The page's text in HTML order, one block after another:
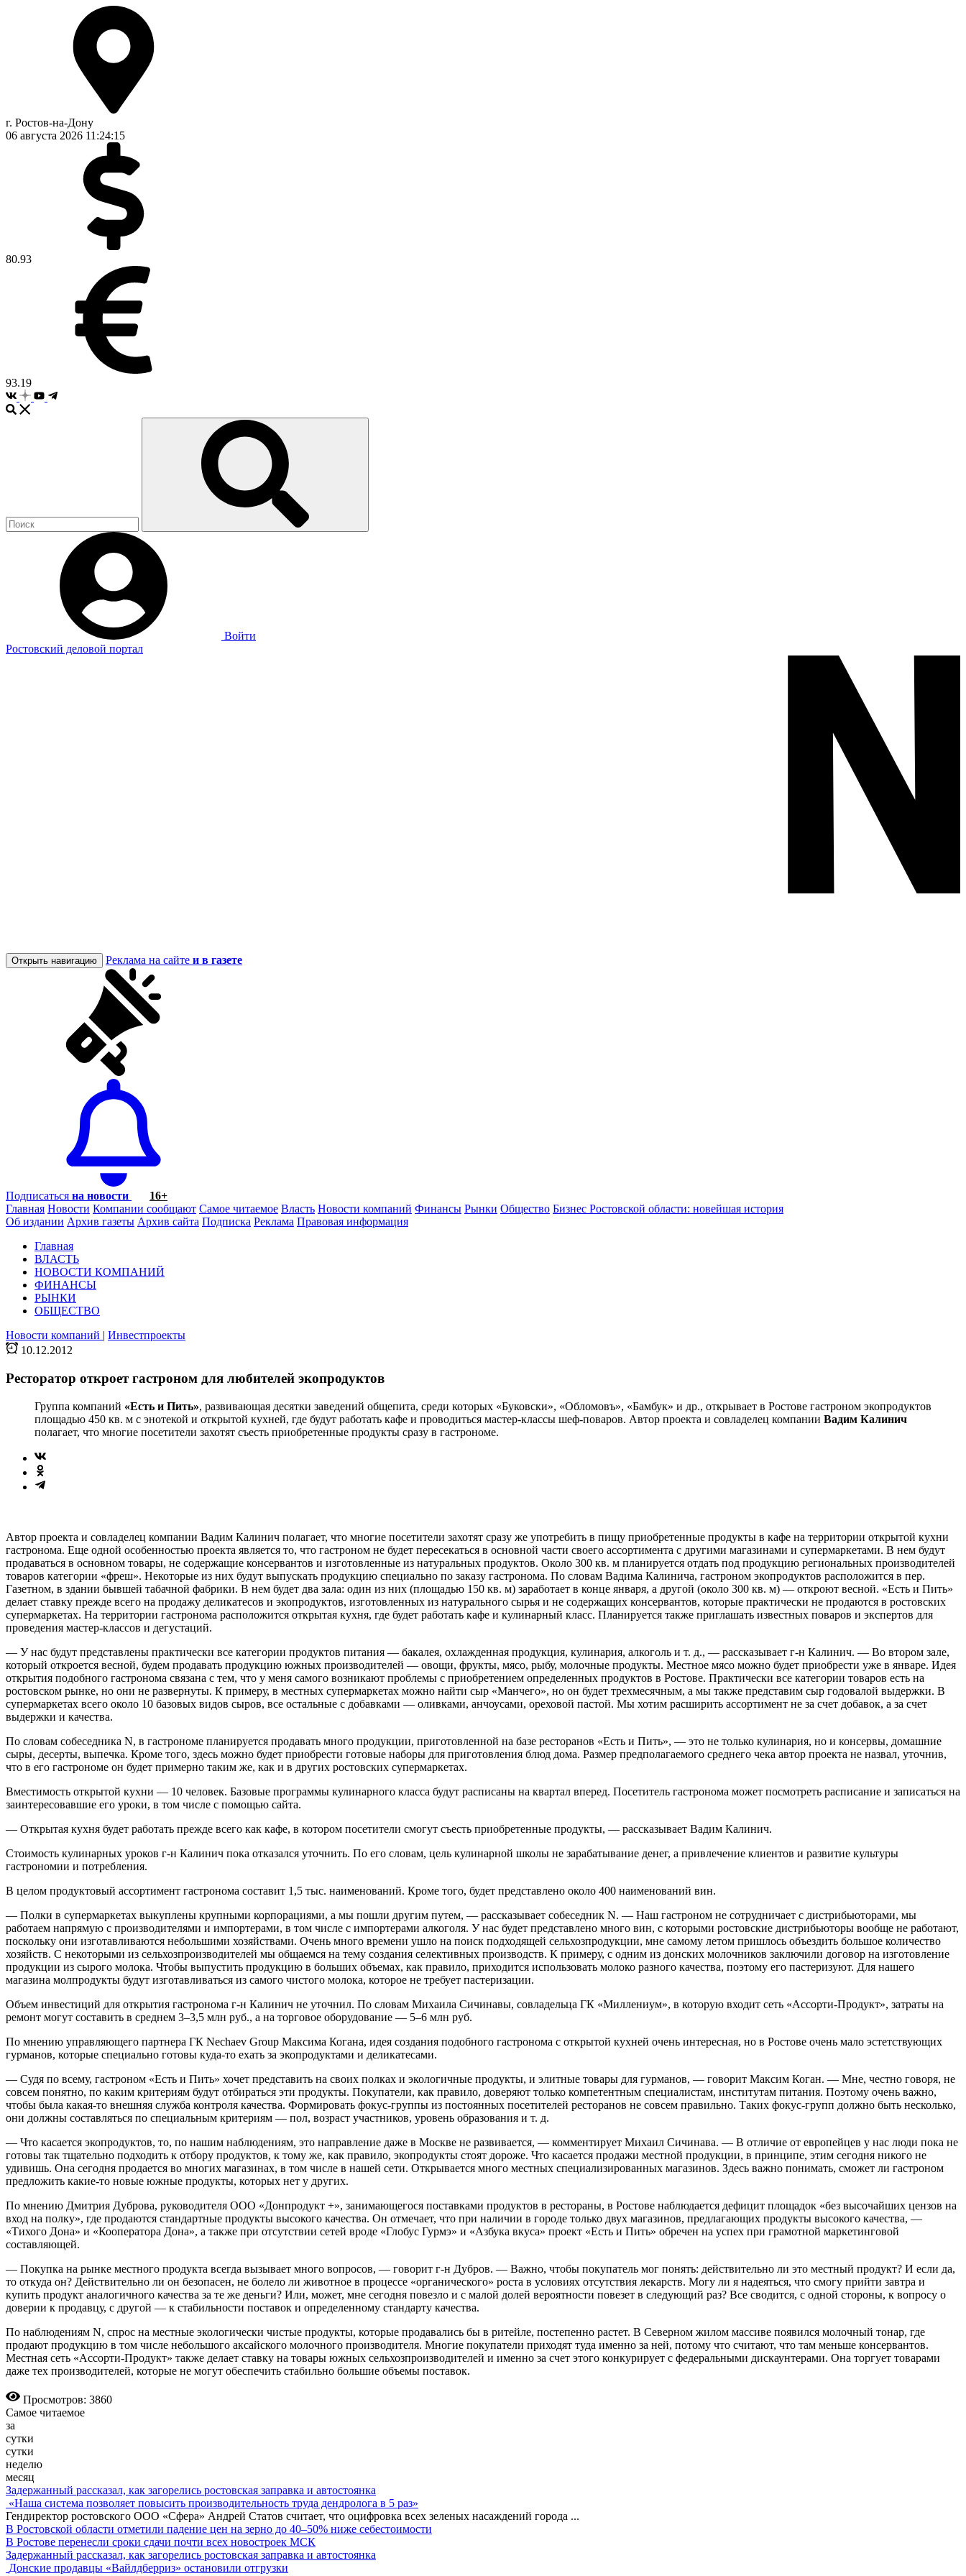
г. Ростов-на-Дону
06 августа 2026 11:24:16
80.93
93.19
Войти
Ростовский деловой портал
Открыть навигацию Реклама на сайте и в газете
Подписаться на новости
16+
Главная Новости Компании сообщают Самое читаемое Власть Новости компаний Финансы Рынки Общество Бизнес Ростовской области: новейшая история
Об издании Архив газеты Архив сайта Подписка Реклама Правовая информация
Главная
ВЛАСТЬ
НОВОСТИ КОМПАНИЙ
ФИНАНСЫ
РЫНКИ
ОБЩЕСТВО
Новости компаний | Инвестпроекты
10.12.2012
Ресторатор откроет гастроном для любителей экопродуктов
Группа компаний «Есть и Пить», развивающая десятки заведений общепита, среди которых «Буковски», «Обломовъ», «Бамбук» и др., открывает в Ростове гастроном экопродуктов
площадью 450 кв. м с энотекой и открытой кухней, где будут работать кафе и проводиться мастер-классы шеф-поваров. Автор проекта и совладелец компании Вадим Калинич
полагает, что многие посетители захотят съесть приобретенные продукты сразу в гастрономе.
Автор проекта и совладелец компании Вадим Калинич полагает, что многие посетители захотят сразу же употребить в пищу приобретенные продукты в кафе на территории открытой кухни
гастронома. Еще одной особенностью проекта является то, что гастроном не будет пересекаться в основной части своего ассортимента с другими магазинами и супермаркетами. В нем будут
продаваться в основном товары, не содержащие консервантов и изготовленные из натуральных продуктов. Около 300 кв. м планируется отдать под продукцию региональных производителей
товаров категории «фреш». Некоторые из них будут выпускать продукцию специально по заказу гастронома. По словам Вадима Калинича, гастроном экопродуктов расположится в пер.
Газетном, в здании бывшей табачной фабрики. В нем будет два зала: один из них (площадью 150 кв. м) заработает в конце января, а другой (около 300 кв. м) — откроют весной. «Есть и Пить»
делает ставку прежде всего на продажу деликатесов и экопродуктов, изготовленных из натурального сырья и не содержащих консервантов, которые практически не продаются в ростовских
супермаркетах. На территории гастронома расположится открытая кухня, где будет работать кафе и кулинарный класс. Планируется также приглашать известных поваров и экспертов для
проведения мастер-классов и дегустаций.
— У нас будут представлены практически все категории продуктов питания — бакалея, охлажденная продукция, кулинария, алкоголь и т. д., — рассказывает г-н Калинич. — Во втором зале,
который откроется весной, будем продавать продукцию южных производителей — овощи, фрукты, мясо, рыбу, молочные продукты. Местное мясо можно будет приобрести уже в январе. Идея
открытия подобного гастронома связана с тем, что у меня самого возникают проблемы с приобретением определенных продуктов в Ростове. Практически все категории товаров есть на
ростовском рынке, но они не развернуты. К примеру, в местных супермаркетах можно найти сыр «Манчего», но он будет трехмесячным, а мы также представим сыр годовалой выдержки. В
супермаркетах всего около 10 базовых видов сыров, все остальные с добавками — оливками, анчоусами, ореховой пастой. Мы хотим расширить ассортимент не за счет добавок, а за счет
выдержки и качества.
По словам собеседника N, в гастрономе планируется продавать много продукции, приготовленной на базе ресторанов «Есть и Пить», — это не только кулинария, но и консервы, домашние
сыры, десерты, выпечка. Кроме того, здесь можно будет приобрести готовые наборы для приготовления блюд дома. Размер предполагаемого среднего чека автор проекта не назвал, уточнив,
что в его гастрономе он будет примерно таким же, как и в других ростовских супермаркетах.
Вместимость открытой кухни — 10 человек. Базовые программы кулинарного класса будут расписаны на квартал вперед. Посетитель гастронома может посмотреть расписание и записаться на
заинтересовавшие его уроки, в том числе с помощью сайта.
— Открытая кухня будет работать прежде всего как кафе, в котором посетители смогут съесть приобретенные продукты, — рассказывает Вадим Калинич.
Стоимость кулинарных уроков г-н Калинич пока отказался уточнить. По его словам, цель кулинарной школы не зарабатывание денег, а привлечение клиентов и развитие культуры
гастрономии и потребления.
В целом продуктовый ассортимент гастронома составит 1,5 тыс. наименований. Кроме того, будет представлено около 400 наименований вин.
— Полки в супермаркетах выкуплены крупными корпорациями, а мы пошли другим путем, — рассказывает собеседник N. — Наш гастроном не сотрудничает с дистрибьюторами, мы
работаем напрямую с производителями и импортерами, в том числе с импортерами алкоголя. У нас будет представлено много вин, с которыми ростовские дистрибьюторы вообще не работают,
поскольку они изготавливаются небольшими хозяйствами. Очень много времени ушло на поиск подходящей сельхозпродукции, мне самому летом пришлось объездить большое количество
хозяйств. С некоторыми из сельхозпроизводителей мы общаемся на тему создания селективных производств. К примеру, с одним из донских молочников заключили договор на изготовление
продукции из сырого молока. Чтобы выпустить продукцию в больших объемах, как правило, приходится использовать молоко разного качества, поэтому его пастеризуют. Для нашего
магазина молпродукты будут изготавливаться из самого чистого молока, которое не требует пастеризации.
Объем инвестиций для открытия гастронома г-н Калинич не уточнил. По словам Михаила Сичинавы, совладельца ГК «Миллениум», в которую входит сеть «Ассорти-Продукт», затраты на
ремонт могут составить в среднем 3–3,5 млн руб., а на торговое оборудование — 5–6 млн руб.
По мнению управляющего партнера ГК Nechaev Group Максима Когана, идея создания подобного гастронома с открытой кухней очень интересная, но в Ростове очень мало эстетствующих
гурманов, которые специально готовы куда-то ехать за экопродуктами и деликатесами.
— Судя по всему, гастроном «Есть и Пить» хочет представить на своих полках и экологичные продукты, и элитные товары для гурманов, — говорит Максим Коган. — Мне, честно говоря, не
совсем понятно, по каким критериям будут отбираться эти продукты. Покупатели, как правило, доверяют только компетентным специалистам, институтам питания. Поэтому очень важно,
чтобы была какая-то внешняя служба контроля качества. Формировать фокус-группы из постоянных посетителей ресторанов не совсем правильно. Таких фокус-групп должно быть несколько,
они должны составляться по специальным критериям — пол, возраст участников, уровень образования и т. д.
— Что касается экопродуктов, то, по нашим наблюдениям, это направление даже в Москве не развивается, — комментирует Михаил Сичинава. — В отличие от европейцев у нас люди пока не
готовы так тщательно подходить к отбору продуктов, к тому же, как правило, экопродукты стоят дороже. Что касается продажи местной продукции, в принципе, этим сегодня никого не
удивишь. Она сегодня продается во многих магазинах, в том числе в нашей сети. Открывается много местных специализированных магазинов. Здесь важно понимать, сможет ли гастроном
предложить какие-то новые южные продукты, которых нет у других.
По мнению Дмитрия Дуброва, руководителя ООО «Донпродукт +», занимающегося поставками продуктов в рестораны, в Ростове наблюдается дефицит площадок «без высочайших цензов на
вход на полку», где продаются стандартные продукты высокого качества. Он отмечает, что при наличии в городе только двух магазинов, предлагающих продукты высокого качества, —
«Тихого Дона» и «Кооператора Дона», а также при отсутствии сетей вроде «Глобус Гурмэ» и «Азбука вкуса» проект «Есть и Пить» обречен на успех при грамотной маркетинговой
составляющей.
— Покупка на рынке местного продукта всегда вызывает много вопросов, — говорит г-н Дубров. — Важно, чтобы покупатель мог понять: действительно ли это местный продукт? И если да,
то откуда он? Действительно ли он безопасен, не болело ли животное в процессе «органического» роста в условиях отсутствия лекарств. Могу ли я надеяться, что смогу прийти завтра и
купить продукт аналогичного качества за те же деньги? Или, может, мне сегодня повезло и с малой долей вероятности повезет в следующий раз? Все сводится, с одной стороны, к вопросу о
доверии к продавцу, с другой — к стабильности поставок и определенному стандарту качества.
По наблюдениям N, спрос на местные экологически чистые продукты, которые продавались бы в ритейле, постепенно растет. В Северном жилом массиве появился молочный тонар, где
продают продукцию в том числе небольшого аксайского молочного производителя. Многие покупатели приходят туда именно за ней, потому что считают, что там меньше консервантов.
Местная сеть «Ассорти-Продукт» также делает ставку на товары южных сельхозпроизводителей и именно за счет этого конкурирует с федеральными дискаунтерами. Она торгует товарами
даже тех производителей, которые не могут обеспечить стабильно большие объемы поставок.
Просмотров: 3860
Самое читаемое
за
сутки
сутки
неделю
месяц
Задержанный рассказал, как загорелись ростовская заправка и автостоянка
«Наша система позволяет повысить производительность труда дендролога в 5 раз»
Гендиректор ростовского ООО «Сфера» Андрей Статов считает, что оцифровка всех зеленых насаждений города ...
В Ростовской области отметили падение цен на зерно до 40–50% ниже себестоимости
В Ростове перенесли сроки сдачи почти всех новостроек МСК
Задержанный рассказал, как загорелись ростовская заправка и автостоянка
Донские продавцы «Вайлдберриз» остановили отгрузки